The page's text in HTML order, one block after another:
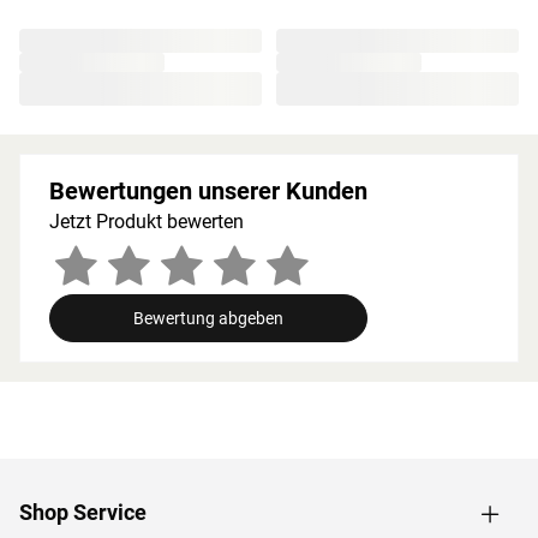
Holzeigene Harze und ätherischen Öle, die beim
Saunieren freigesetzt werden, runden das Erlebnis auf
natürliche Weise ab.
Bei der Montage einer Sauna muss ein Mindestabstand
von 10 cm zu Wänden und Decke unbedingt eingehalten
werden, um gute Luftzirkulation zu gewährleisten. So
Innenmaße: Die Innenmaße dieser Sauna mit B 185 × T
Bewertungen unserer Kunden
Jetzt Produkt bewerten
Bewertung abgeben
Shop Service